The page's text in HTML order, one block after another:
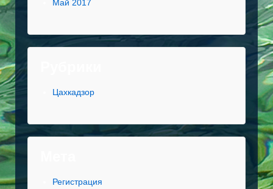
Май 2017
Цахкадзор
Регистрация